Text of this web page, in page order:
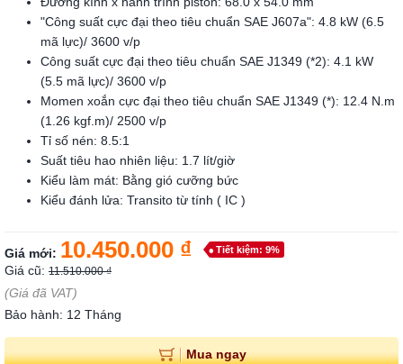
"Công suất cực đại theo tiêu chuẩn SAE J607a": 4.8 kW (6.5
mã lực)/ 3600 v/p
Công suất cực đại theo tiêu chuẩn SAE J1349 (*2): 4.1 kW
(5.5 mã lực)/ 3600 v/p
Momen xoắn cực đại theo tiêu chuẩn SAE J1349 (*): 12.4 N.m
(1.26 kgf.m)/ 2500 v/p
Tỉ số nén: 8.5:1
Suất tiêu hao nhiên liệu: 1.7 lít/giờ
Kiểu làm mát: Bằng gió cưỡng bức
Kiểu đánh lửa: Transito từ tính ( IC )
Giá mới: 10.450.000 ₫ Tiết kiệm: 9%
Giá cũ: 11.510.000 ₫
(Giá đã VAT)
Bảo hành: 12 Tháng
Mua ngay